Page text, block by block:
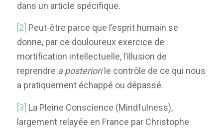
dans un article spécifique.
[2] Peut-être parce que l’esprit humain se
donne, par ce douloureux exercice de
mortification intellectuelle, l’illusion de
reprendre a posteriorile contrôle de ce qui nous
a pratiquement échappé ou dépassé.
[3] La Pleine Conscience (Mindfulness),
largement relayée en France par Christophe